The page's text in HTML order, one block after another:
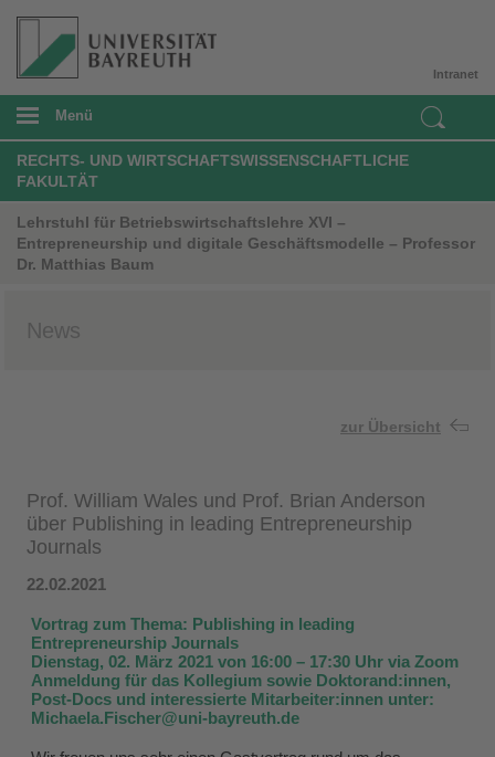
Intranet
Menü
RECHTS- UND WIRTSCHAFTSWISSENSCHAFTLICHE
FAKULTÄT
Lehrstuhl für Betriebswirtschaftslehre XVI –
Entrepreneurship und digitale Geschäftsmodelle – Professor
Dr. Matthias Baum
News
zur Übersicht
Prof. William Wales und Prof. Brian Anderson
über Publishing in leading Entrepreneurship
Journals
22.02.2021
Vortrag zum Thema: Publishing in leading
Entrepreneurship Journals
Dienstag, 02. März 2021 von 16:00 – 17:30 Uhr via Zoom
Anmeldung für das Kollegium sowie Doktorand:innen,
Post-Docs und interessierte Mitarbeiter:innen unter:
Michaela.Fischer@uni-bayreuth.de